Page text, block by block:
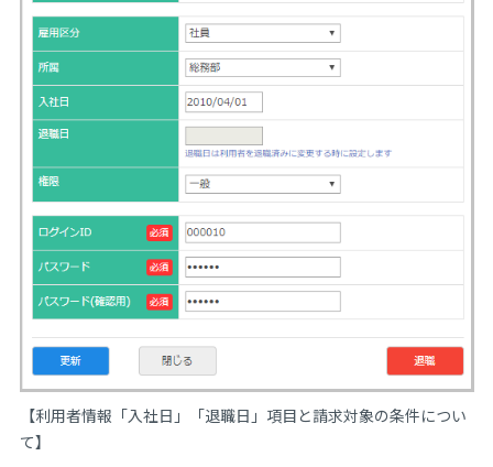
【利用者情報「入社日」「退職日」項目と請求対象の条件につい
て】